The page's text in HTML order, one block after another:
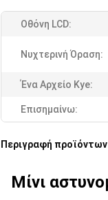
Οθόνη LCD:
Νυχτερινή Όραση:
Ένα Αρχείο Kye:
Επισημαίνω:
Περιγραφή προϊόντων
Μίνι